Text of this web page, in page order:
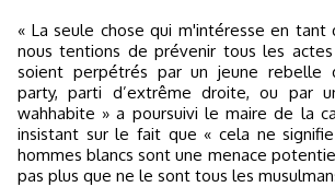
« La seule chose qui m'intéresse en tant
nous tentions de prévenir tous les
soient perpétrés par un jeune rebelle
party, parti d’extrême droite, ou par
wahhabite » a poursuivi le maire de la
insistant sur le fait que « cela ne
hommes blancs sont une menace
pas plus que ne le sont tous les